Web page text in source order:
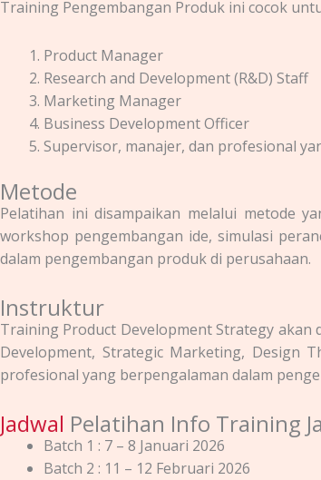
Training Pengembangan Produk ini cocok
Product Manager
Research and Development (R&D) Staff
Marketing Manager
Business Development Officer
Supervisor, manajer, dan profesional
Metode
Pelatihan ini disampaikan melalui metode
workshop pengembangan ide, simulasi
dalam pengembangan produk di perusahaan.
Instruktur
Training Product Development Strategy akan
Development, Strategic Marketing, Design
profesional yang berpengalaman dalam
Jadwal Pelatihan Info Training
Batch 1 : 7 – 8 Januari 2026
Batch 2 : 11 – 12 Februari 2026